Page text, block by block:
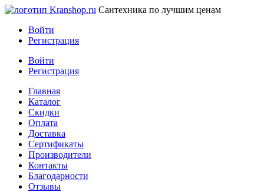
Сантехника по лучшим ценам
Войти
Регистрация
Войти
Регистрация
Главная
Каталог
Скидки
Оплата
Доставка
Сертификаты
Производители
Контакты
Благодарности
Отзывы